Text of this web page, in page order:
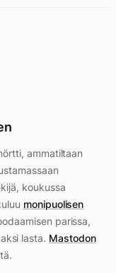
ammatiltaan
koukussa
monipuolisen
parissa,
lasta. Mastodon